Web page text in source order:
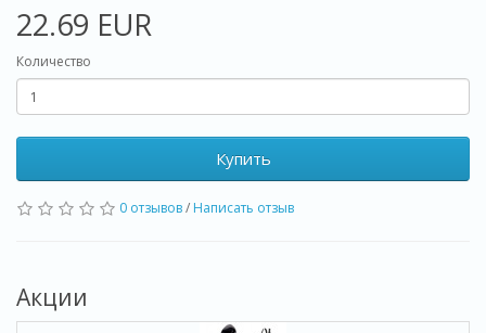
22.69 EUR
Количество
Купить
0 отзывов/ Написать отзыв
Акции